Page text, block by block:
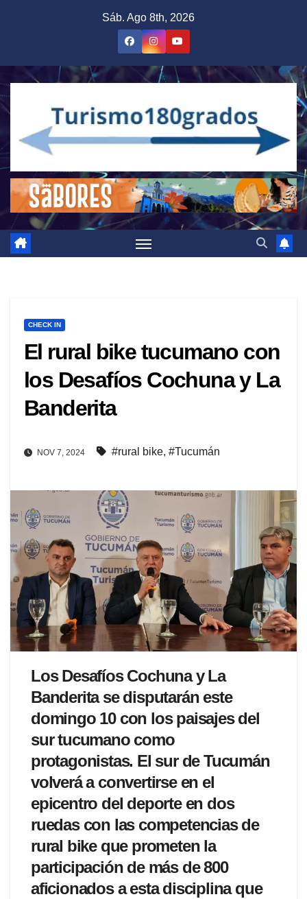
Sáb. Ago 8th, 2026
CHECK IN
El rural bike tucumano con
los Desafíos Cochuna y La
Banderita
NOV 7, 2024 #rural bike, #Tucumán
Los Desafíos Cochuna y La
Banderita se disputarán este
domingo 10 con los paisajes del
sur tucumano como
protagonistas. El sur de Tucumán
volverá a convertirse en el
epicentro del deporte en dos
ruedas con las competencias de
rural bike que prometen la
participación de más de 800
aficionados a esta disciplina que